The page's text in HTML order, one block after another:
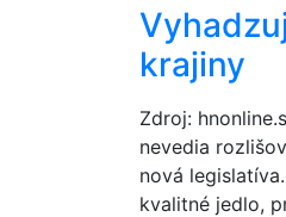
krajiny
Zdroj:
nevedia
nová
kvalitné jedlo,